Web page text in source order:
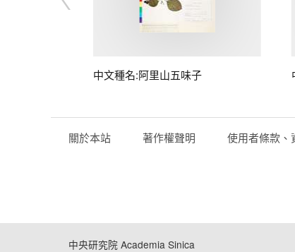
中文種名:阿里山五味子
關於本站 著作權聲明 使用者條款、
中央研究院 Academia Sinica